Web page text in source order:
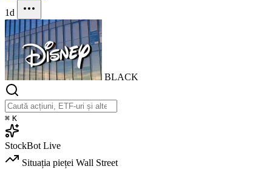
1d
BLACK
⌘ K
StockBot Live
Situația pieței Wall Street